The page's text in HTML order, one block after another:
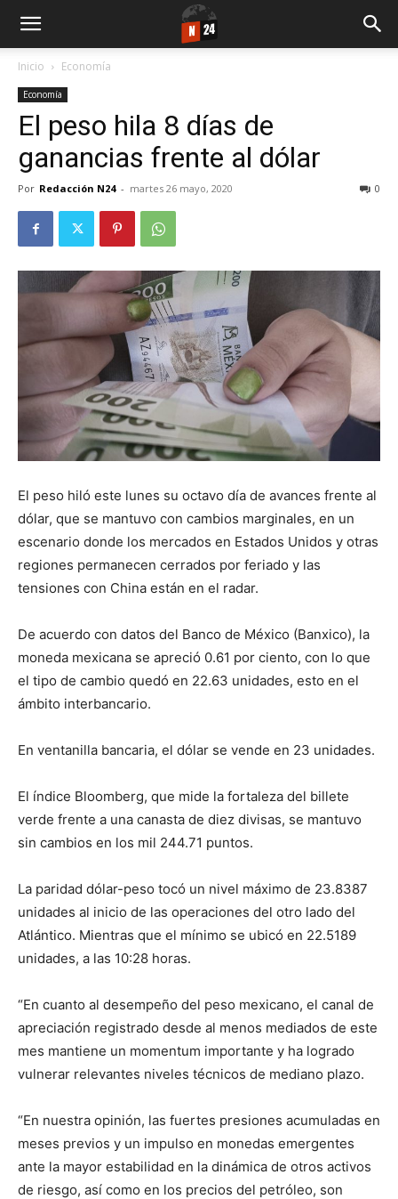
Inicio Economía
Economía
El peso hila 8 días de
ganancias frente al dólar
Por Redacción N24 - martes 26 mayo, 2020 0
El peso hiló este lunes su octavo día de avances frente al
dólar, que se mantuvo con cambios marginales, en un
escenario donde los mercados en Estados Unidos y otras
regiones permanecen cerrados por feriado y las
tensiones con China están en el radar.
De acuerdo con datos del Banco de México (Banxico), la
moneda mexicana se apreció 0.61 por ciento, con lo que
el tipo de cambio quedó en 22.63 unidades, esto en el
ámbito interbancario.
En ventanilla bancaria, el dólar se vende en 23 unidades.
El índice Bloomberg, que mide la fortaleza del billete
verde frente a una canasta de diez divisas, se mantuvo
sin cambios en los mil 244.71 puntos.
La paridad dólar-peso tocó un nivel máximo de 23.8387
unidades al inicio de las operaciones del otro lado del
Atlántico. Mientras que el mínimo se ubicó en 22.5189
unidades, a las 10:28 horas.
“En cuanto al desempeño del peso mexicano, el canal de
apreciación registrado desde al menos mediados de este
mes mantiene un momentum importante y ha logrado
vulnerar relevantes niveles técnicos de mediano plazo.
“En nuestra opinión, las fuertes presiones acumuladas en
meses previos y un impulso en monedas emergentes
ante la mayor estabilidad en la dinámica de otros activos
de riesgo, así como en los precios del petróleo, son